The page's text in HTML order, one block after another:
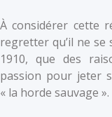
À considérer cette
regretter qu’il ne se
1910, que des
passion pour jeter
« la horde sauvage ».